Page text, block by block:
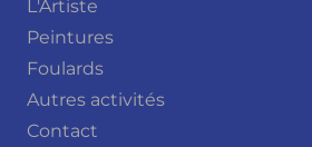
L'Artiste
Peintures
Foulards
Autres activités
Contact